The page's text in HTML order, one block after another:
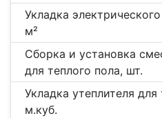
Укладка
м²
Сборка и установка
для теплого пола, шт.
Укладка утеплителя для
м.куб.